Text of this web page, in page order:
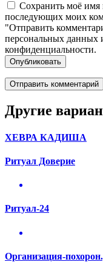
Сохранить моё имя
последующих моих
"Отправить
персональных
конфиденциальности.
Опубликовать
Другие
ХЕВРА КАДИША
Ритуал Доверие
Ритуал-24
Организация-